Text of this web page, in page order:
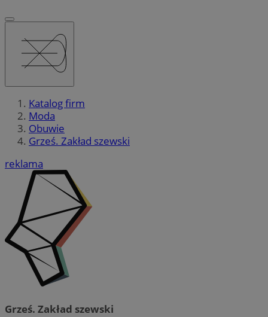
Katalog firm
Moda
Obuwie
Grześ. Zakład szewski
reklama
Grześ. Zakład szewski